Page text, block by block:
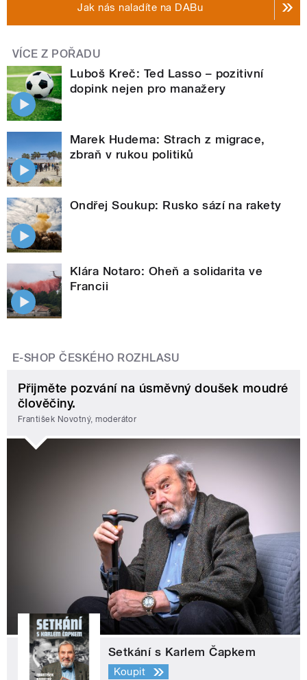
Jak nás naladíte na DABu
VÍCE Z POŘADU
Luboš Kreč: Ted Lasso – pozitivní
dopink nejen pro manažery
Marek Hudema: Strach z migrace,
zbraň v rukou politiků
Ondřej Soukup: Rusko sází na rakety
Klára Notaro: Oheň a solidarita ve
Francii
E-SHOP ČESKÉHO ROZHLASU
Přijměte pozvání na úsměvný doušek moudré
člověčiny.
František Novotný, moderátor
Setkání s Karlem Čapkem
Koupit